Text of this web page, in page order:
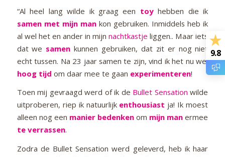
9.8
“Al heel lang wilde ik graag een toyhebben die ik
samen met mijn mankon gebruiken. Inmiddels heb ik
al wel het en ander in mijnnachtkastje liggen.. Maar iets
dat we samenkunnen gebruiken, dat zit er nog niet
echt tussen. Na 23 jaar samen te zijn, vind ik het nu wel
hoog tijd om daar mee te gaan experimenteren!
Toen mij gevraagd werd of ik de Bullet Sensation wilde
uitproberen, riep ik natuurlijk enthousiast ja! Ik moest
alleen nog een manier bedenken om mijn man ermee
te verrassen.
Zodra de Bullet Sensation werd geleverd, heb ik haar